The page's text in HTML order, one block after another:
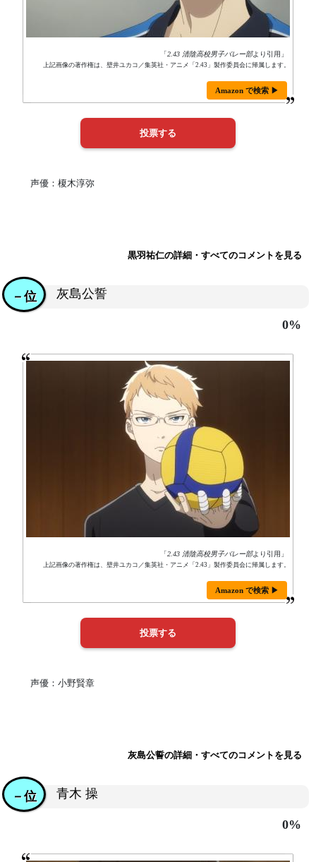
「2.43 清陰高校男子バレー部より引用」
上記画像の著作権は、壁井ユカコ／集英社・アニメ「2.43」製作委員会に帰属します。
Amazon で検索 ▶
声優：榎木淳弥
黒羽祐仁の詳細・すべてのコメントを見る
灰島公誓
－位
0%
「2.43 清陰高校男子バレー部より引用」
上記画像の著作権は、壁井ユカコ／集英社・アニメ「2.43」製作委員会に帰属します。
Amazon で検索 ▶
声優：小野賢章
灰島公誓の詳細・すべてのコメントを見る
青木 操
－位
0%